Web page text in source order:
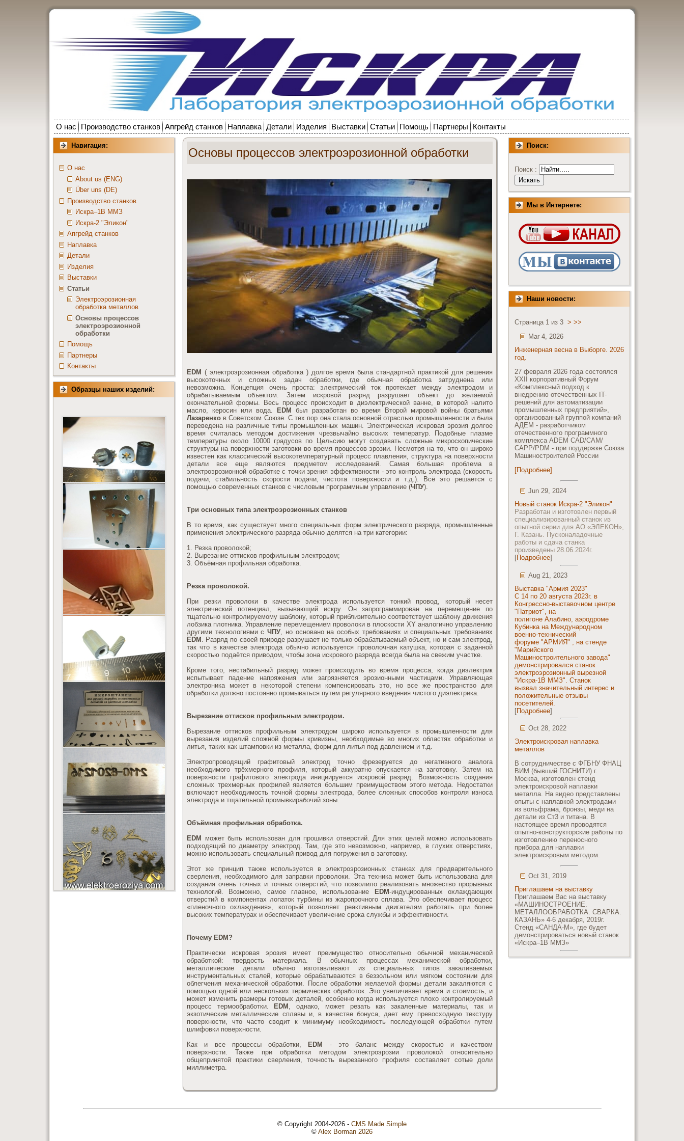
О нас Производство станков Апгрейд станков Наплавка Детали Изделия Выставки Статьи Помощь Партнеры Контакты
Навигация:
О нас
About us (ENG)
Über uns (DE)
Производство станков
Искра–1В ММЗ
Искра-2 "Эликон"
Апгрейд станков
Наплавка
Детали
Изделия
Выставки
Статьи
Электроэрозионная
обработка металлов
Основы процессов
электроэрозионной
обработки
Помощь
Партнеры
Контакты
Образцы наших изделий:
Основы процессов электроэрозионной обработки
EDM ( электроэрозионная обработка ) долгое время была стандартной практикой для решения
высокоточных и сложных задач обработки, где обычная обработка затруднена или
невозможна. Концепция очень проста: электрический ток протекает между электродом и
обрабатываемым объектом. Затем искровой разряд разрушает объект до желаемой
окончательной формы. Весь процесс происходит в диэлектрической ванне, в которой налито
масло, керосин или вода. EDM был разработан во время Второй мировой войны братьями
Лазаренко в Советском Союзе. С тех пор она стала основной отраслью промышленности и была
переведена на различные типы промышленных машин. Электрическая искровая эрозия долгое
время считалась методом достижения чрезвычайно высоких температур. Подобные плазме
температуры около 10000 градусов по Цельсию могут создавать сложные микроскопические
структуры на поверхности заготовки во время процессов эрозии. Несмотря на то, что он широко
известен как классический высокотемпературный процесс плавления, структура на поверхности
детали все еще являются предметом исследований. Самая большая проблема в
электроэрозионной обработке с точки зрения эффективности - это контроль электрода (скорость
подачи, стабильность скорости подачи, чистота поверхности и т.д.). Всё это решается с
помощью современных станков с числовым программным управление (ЧПУ).
Три основных типа электроэрозионных станков
В то время, как существует много специальных форм электрического разряда, промышленные
применения электрического разряда обычно делятся на три категории:
1. Резка проволокой;
2. Вырезание оттисков профильным электродом;
3. Объёмная профильная обработка.
Резка проволокой.
При резки проволоки в качестве электрода используется тонкий провод, который несет
электрический потенциал, вызывающий искру. Он запрограммирован на перемещение по
тщательно контролируемому шаблону, который приблизительно соответствует шаблону движения
лобзика плотника. Управление перемещением проволоки в плоскости XY аналогично управлению
другими технологиями сЧПУ , но основано на особых требованиях и специальных требованиях
EDM . Разряд по своей природе разрушает не только обрабатываемый объект, но и сам электрод,
так что в качестве электрода обычно используется проволочная катушка, которая с заданной
скоростью подаётся приводом, чтобы зона искрового разряда всегда была на свежим участке.
Кроме того, нестабильный разряд может происходить во время процесса, когда диэлектрик
испытывает падение напряжения или загрязняется эрозионными частицами. Управляющая
электроника может в некоторой степени компенсировать это, но все же пространство для
обработки должно постоянно промываться путем регулярного введения чистого диэлектрика.
Вырезание оттисков профильным электродом.
Вырезание оттисков профильным электродом широко используется в промышленности для
вырезания изделий сложной формы кривизны, необходимые во многих областях обработки и
литья, таких как штамповки из металла, форм для литья под давлением и т.д.
Электропроводящий графитовый электрод точно фрезеруется до негативного аналога
необходимого трёхмерного профиля, который аккуратно опускается на заготовку. Затем на
поверхности графитового электрода инициируется искровой разряд. Возможность создания
сложных трехмерных профилей является большим преимуществом этого метода. Недостатки
включают необходимость точной формы электрода, более сложных способов контроля износа
электрода и тщательной промывкирабочий зоны.
Объёмная профильная обработка.
EDM может быть использован для прошивки отверстий. Для этих целей можно использовать
подходящий по диаметру электрод. Там, где это невозможно, например, в глухих отверстиях,
можно использовать специальный привод для погружения в заготовку.
Этот же принцип также используется в электроэрозионных станках для предварительного
сверления, необходимого для заправки проволоки. Эта техника может быть использована для
создания очень точных и точных отверстий, что позволило реализовать множество прорывных
технологий. Возможно, самое главное, использование EDM-индуцированных охлаждающих
отверстий в компонентах лопаток турбины из жаропрочного сплава. Это обеспечивает процесс
«пленочного охлаждения», который позволяет реактивным двигателям работать при более
высоких температурах и обеспечивает увеличение срока службы и эффективности.
Почему EDM?
Практически искровая эрозия имеет преимущество относительно обычной механической
обработкой: твердость материала. В обычных процессах механической обработки,
металлические детали обычно изготавливают из специальных типов закаливаемых
инструментальных сталей, которые обрабатываются в беззольном или мягком состоянии для
облегчения механической обработки. После обработки желаемой формы детали закаляются с
помощью одной или нескольких термических обработок. Это увеличивает время и стоимость, и
может изменить размеры готовых деталей, особенно когда используется плохо контролируемый
процесс термообработки. EDM , однако, может резать как закаленные материалы, так и
экзотические металлические сплавы и, в качестве бонуса, дает ему превосходную текстуру
поверхности, что часто сводит к минимуму необходимость последующей обработки путем
шлифовки поверхности.
Как и все процессы обработки, EDM - это баланс между скоростью и качеством
поверхности. Также при обработки методом электроэрозии проволокой относительно
общепринятой практики сверления, точность вырезанного профиля составляет сотые доли
миллиметра.
Поиск:
Поиск :
Мы в Интернете:
Наши новости:
Страница 1 из 3 > >>
Mar 4, 2026
Инженерная весна в Выборге. 2026
год.
27 февраля 2026 года состоялся
XXII корпоративный Форум
«Комплексный подход к
внедрению отечественных IT-
решений для автоматизации
промышленных предприятий»,
организованный группой компаний
АДЕМ - разработчиком
отечественного программного
комплекса ADEM CAD/CAM/
СAPP/PDM - при поддержке Союза
Машиностроителей России
[Подробнее]
Jun 29, 2024
Новый станок Искра-2 "Эликон"
Разработан и изготовлен первый
специализированный станок из
опытной серии для АО «ЭЛЕКОН»,
Г. Казань. Пусконаладочные
работы и сдача станка
произведены 28.06.2024г.
[Подробнее]
Aug 21, 2023
Выставка "Армия 2023"
С 14 по 20 августа 2023г. в
Конгрессно-выставочном центре
"Патриот", на
полигоне Алабино, аэродроме
Кубинка на Международном
военно-технический
форуме "АРМИЯ" , на стенде
"Марийского
Машиностроительного завода"
демонстрировался станок
электроэрозионный вырезной
"Искра-1В ММЗ". Станок
вызвал значительный интерес и
положительные отзывы
посетителей.
[Подробнее]
Oct 28, 2022
Электроискровая наплавка
металлов
В сотрудничестве с ФГБНУ ФНАЦ
ВИМ (бывший ГОСНИТИ) г.
Москва, изготовлен стенд
электроискровой наплавки
металла. На видео представлены
опыты с наплавкой электродами
из вольфрама, бронзы, меди на
детали из Ст3 и титана. В
настоящее время проводятся
опытно-конструкторские работы по
изготовлению переносного
прибора для наплавки
электроискровым методом.
Oct 31, 2019
Приглашаем на выставку
Приглашаем Вас на выставку
«МАШИНОСТРОЕНИЕ.
МЕТАЛЛООБРАБОТКА. СВАРКА.
КАЗАНЬ» 4-6 декабря, 2019г.
Стенд «САНДА-М», где будет
демонстрироваться новый станок
«Искра–1В ММЗ»
© Copyright 2004-2026 - CMS Made Simple
© Alex Borman 2026